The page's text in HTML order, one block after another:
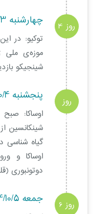
روز 4 چهارشنبه 1404/10/3
موزه‌ی ملی
شینجیکو
روز
5
پنجشنبه 1404/10/4
اوساکا:
شینکانسین
گیاه
اوساکا و
دوتونبوری
روز 6 جمعه 1404/10/5